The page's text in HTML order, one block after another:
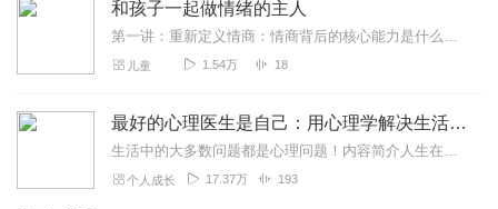
和孩子一起做情绪的主人
第一讲：重新定义情商：情商背后的核心能力是什么情商背后的本质能力是什么？如何提升情商？为什么情绪觉察能力在情商的第一位？情绪觉察如何能让我们更好地处理关系、让家...
儿童 1.54万 18
最好的心理医生是自己：用心理学解决生活难题｜摆脱抑郁、焦虑、拖延、嫉妒、负能量等｜做情绪的主人
生活中的大多数问题都是心理问题！内容简介人生在世，都会遇到伤心事、苦恼事，使人痛苦不堪。掌握心理保健及进行自我慰藉的基本方法，及时排除心理障...
个人成长 17.37万 193